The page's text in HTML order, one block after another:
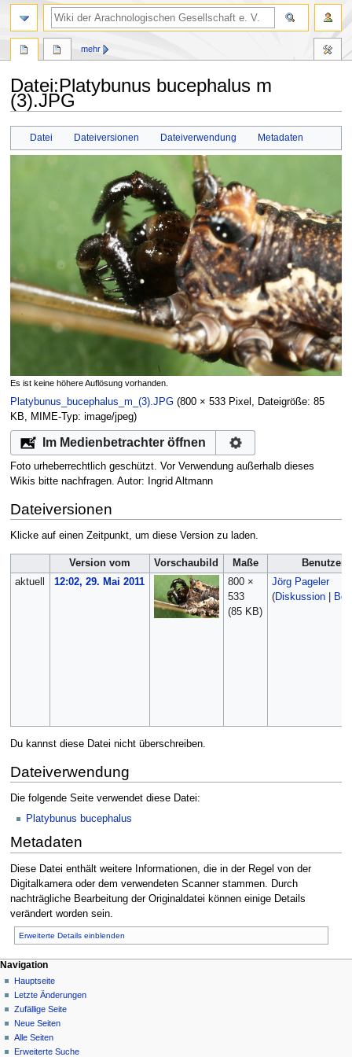
Datei:Platybunus bucephalus m
(3).JPG
Datei Dateiversionen Dateiverwendung Metadaten
Es ist keine höhere Auflösung vorhanden.
Platybunus_bucephalus_m_(3).JPG‎ (800 × 533 Pixel, Dateigröße: 85
KB, MIME-Typ: image/jpeg)
Im Medienbetrachter öffnen
Foto urheberrechtlich geschützt. Vor Verwendung außerhalb dieses
Wikis bitte nachfragen. Autor: Ingrid Altmann
Dateiversionen
Klicke auf einen Zeitpunkt, um diese Version zu laden.
Version vom Vorschaubild Maße
Benutzer
aktuell
12:02, 29. Mai 2011
800 ×
533
(85 KB)
Jörg Pageler
(Diskussion|
Du kannst diese Datei nicht überschreiben.
Dateiverwendung
Die folgende Seite verwendet diese Datei:
Platybunus bucephalus
Metadaten
Diese Datei enthält weitere Informationen, die in der Regel von der
Digitalkamera oder dem verwendeten Scanner stammen. Durch
nachträgliche Bearbeitung der Originaldatei können einige Details
verändert worden sein.
Erweiterte Details einblenden
mehr
Navigation
Hauptseite
Letzte Änderungen
Zufällige Seite
Neue Seiten
Alle Seiten
Erweiterte Suche